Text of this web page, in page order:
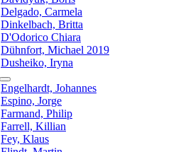
Delgado, Carmela
Dinkelbach, Britta
D'Odorico Chiara
Dühnfort, Michael 2019
Dusheiko, Iryna
Engelhardt, Johannes
Espino, Jorge
Farmand, Philip
Farrell, Killian
Fey, Klaus